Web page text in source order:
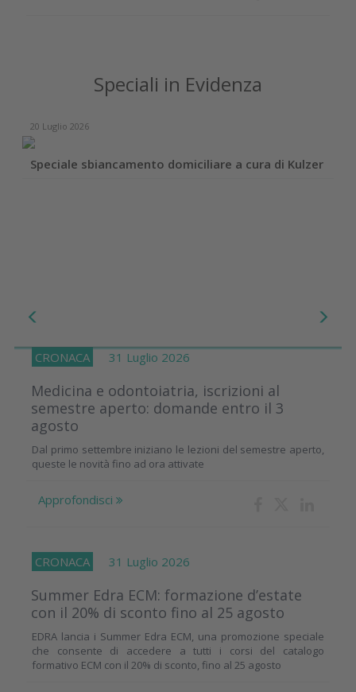
Speciali in Evidenza
20 Luglio 2026
Speciale sbiancamento domiciliare a cura di Kulzer
CRONACA 31 Luglio 2026
Medicina e odontoiatria, iscrizioni al
semestre aperto: domande entro il 3
agosto
Dal primo settembre iniziano le lezioni del semestre aperto,
queste le novità fino ad ora attivate
Approfondisci
CRONACA 31 Luglio 2026
Summer Edra ECM: formazione d’estate
con il 20% di sconto fino al 25 agosto
EDRA lancia i Summer Edra ECM, una promozione speciale
che consente di accedere a tutti i corsi del catalogo
formativo ECM con il 20% di sconto, fino al 25 agosto